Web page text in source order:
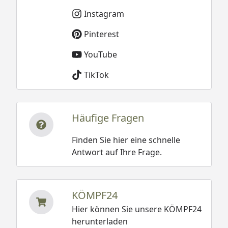
Instagram
Pinterest
YouTube
TikTok
Häufige Fragen
Finden Sie hier eine schnelle
Antwort auf Ihre Frage.
KÖMPF24
Hier können Sie unsere KÖMPF24
herunterladen